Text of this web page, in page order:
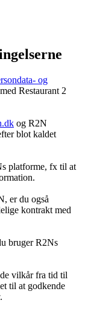
og
Restaurant 2
og R2N
blot kaldet
platforme, fx til at
er du også
kontrakt med
bruger R2Ns
vilkår fra tid til
til at godkende